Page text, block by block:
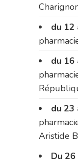
du 12
du 16
du 23
Aristide
Du